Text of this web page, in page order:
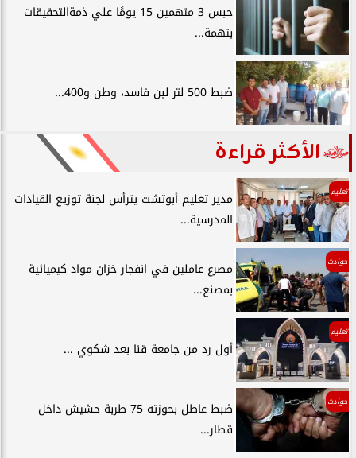
حبس 3 متهمين 15 يومًا علي ذمةالتحقيقات
بتهمة...
ضبط 500 لتر لبن فاسد، وطن و400...
الأكثر قراءة
تعليم
مدير تعليم أبوتشت يترأس لجنة توزيع القيادات
المدرسية...
حوادث
مصرع عاملين في انفجار خزان مواد كيميائية
بمصنع...
تعليم
أول رد من جامعة قنا بعد شكوي ...
حوادث
ضبط عاطل بحوزته 75 طربة حشيش داخل
قطار...